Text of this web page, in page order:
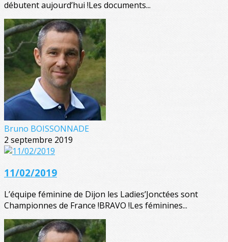
débutent aujourd’hui !Les documents...
Bruno BOISSONNADE
2 septembre 2019
11/02/2019
L’équipe féminine de Dijon les Ladies’Jonctées sont
Championnes de France !BRAVO !Les féminines...